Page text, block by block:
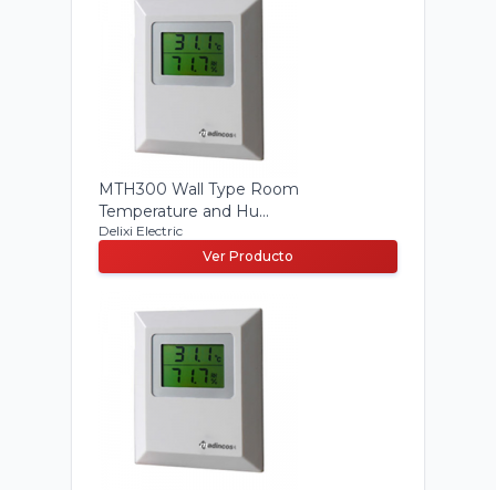
MTH300 Wall Type Room
Temperature and Hu...
Delixi Electric
Ver Producto